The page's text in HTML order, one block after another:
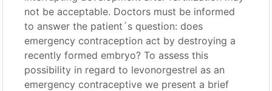
not be acceptable. Doctors must be informed
to answer the patient´s question: does
emergency contraception act by destroying a
recently formed embryo? To assess this
possibility in regard to levonorgestrel as an
emergency contraceptive we present a brief